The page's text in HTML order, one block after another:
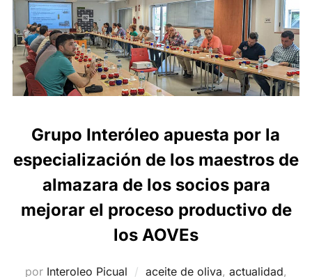
Grupo Interóleo apuesta por la
especialización de los maestros de
almazara de los socios para
mejorar el proceso productivo de
los AOVEs
por Interoleo Picual aceite de oliva, actualidad,